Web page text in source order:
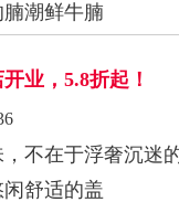
潮鲜牛腩
业，5.8折起！
不在于浮奢沉迷
舒适的盖